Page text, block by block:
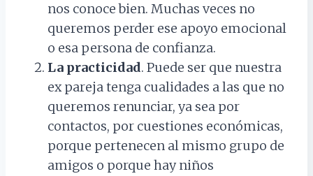
nos conoce bien. Muchas veces no
queremos perder ese apoyo emocional
o esa persona de confianza.
La practicidad. Puede ser que nuestra
ex pareja tenga cualidades a las que no
queremos renunciar, ya sea por
contactos, por cuestiones económicas,
porque pertenecen al mismo grupo de
amigos o porque hay niños